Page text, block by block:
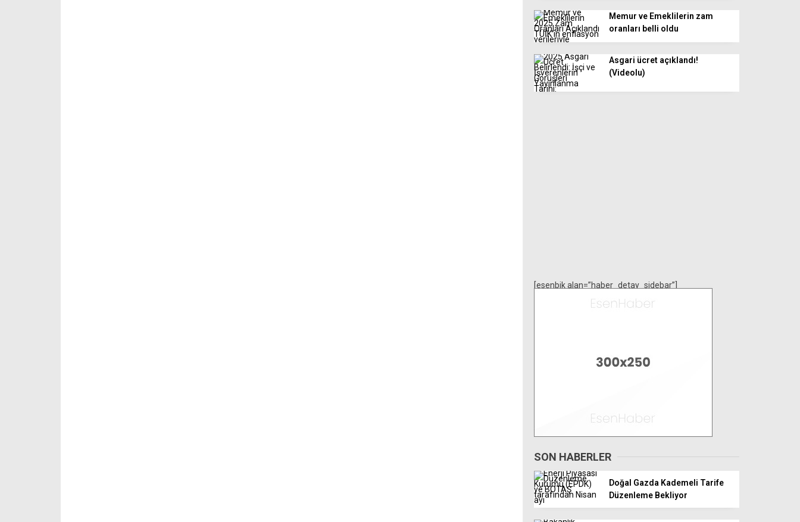
Memur ve Emeklilerin zam
oranları belli oldu
Asgari ücret açıklandı!
(Videolu)
[esenbik alan=”haber_detay_sidebar”]
SON HABERLER
Doğal Gazda Kademeli Tarife
Düzenleme Bekliyor